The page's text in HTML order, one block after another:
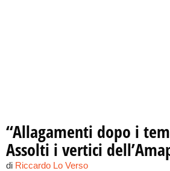
“Allagamenti dopo i
Assolti i vertici
di Riccardo Lo Verso